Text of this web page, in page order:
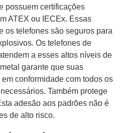
possuem certificações
ATEX ou IECEx. Essas
os telefones são seguros para
Os telefones de
a esses altos níveis de
garante que suas
conformidade com todos os
Também protege
adesão aos padrões não é
de alto risco.